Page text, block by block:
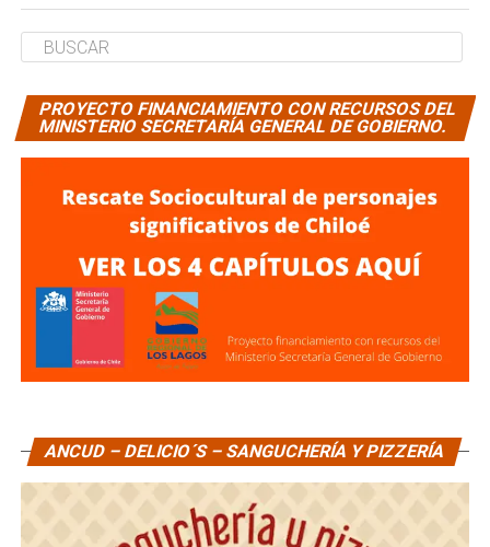
PROYECTO FINANCIAMIENTO CON RECURSOS DEL
MINISTERIO SECRETARÍA GENERAL DE GOBIERNO.
ANCUD – DELICIO´S – SANGUCHERÍA Y PIZZERÍA